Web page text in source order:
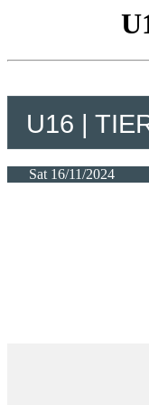
U16 |
Sat 16/11/2024